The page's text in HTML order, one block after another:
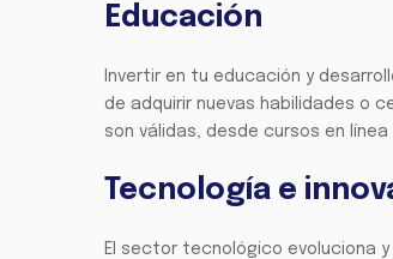
Educación
Invertir en tu educación y
de adquirir nuevas habilidades o
son válidas, desde cursos en
Tecnología e
El sector tecnológico evoluciona